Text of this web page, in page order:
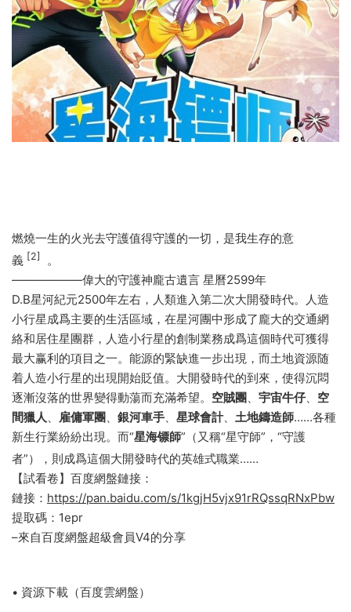
燃燒一生的火光去守護值得守護的一切，是我生存的意
義 [2]
。
——————偉大的守護神龐古遺言 星曆2599年
D.B星河紀元2500年左右，人類進入第二次大開發時代。人造
小行星成爲主要的生活區域，在星河團中形成了龐大的交通網
絡和居住星團群，人造小行星的創制業務成爲這個時代可獲得
最大赢利的項目之一。能源的緊缺進一步出現，而土地資源随
着人造小行星的出現開始貶值。大開發時代的到來，使得沉悶
逐漸沒落的世界變得動蕩而充滿希望。 空賊團 宇宙牛仔、 空
間獵人
雇傭軍團 銀河車手 星球會計、 土地鑄造師……各種
新生行業紛紛出現。而“星海镖師”（又稱“星守師”，“守護
者”），則成爲這個大開發時代的英雄式職業……
【試看卷】百度網盤鏈接：
鏈接： https://pan.baidu.com/s/1kgjH5vjx91rRQssqRNxPbw
提取碼：1epr
–來自百度網盤超級會員V4的分享
• 資源下載（百度雲網盤）